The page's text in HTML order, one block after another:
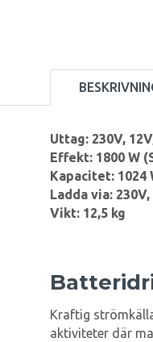
Uttag: 230V,
Effekt: 1800 W
Kapacitet: 1024
Ladda via:
Vikt: 12,5 kg
Kraftig
aktiviteter där